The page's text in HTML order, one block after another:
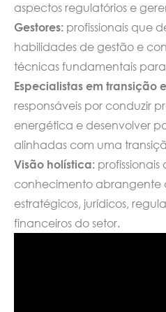
aspectos regulatórios e
Gestores: profissionais que
habilidades de gestão e
técnicas fundamentais
Especialistas em transição
responsáveis por conduzir
energética e desenvolver
alinhadas com uma
Visão holística:
conhecimento abrangente
estratégicos, jurídicos,
financeiros do setor.